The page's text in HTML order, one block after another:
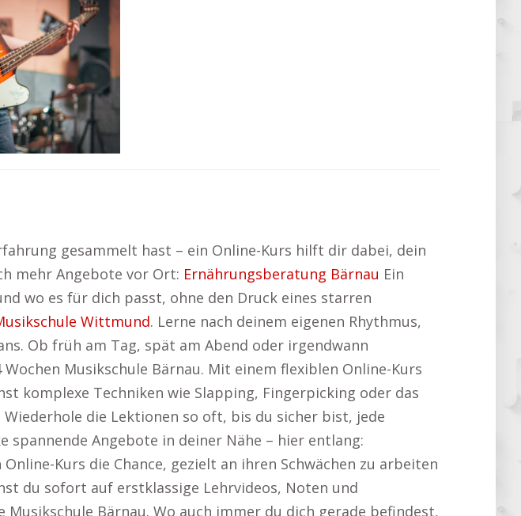
gesammelt hast – ein Online-Kurs hilft dir dabei, dein
mehr Angebote vor Ort: Ernährungsberatung Bärnau Ein
wo es für dich passt, ohne den Druck eines starren
Wittmund. Lerne nach deinem eigenen Rhythmus,
Ob früh am Tag, spät am Abend oder irgendwann
Musikschule Bärnau. Mit einem flexiblen Online-Kurs
komplexe Techniken wie Slapping, Fingerpicking oder das
die Lektionen so oft, bis du sicher bist, jede
spannende Angebote in deiner Nähe – hier entlang:
Kurs die Chance, gezielt an ihren Schwächen zu arbeiten
du sofort auf erstklassige Lehrvideos, Noten und
Bärnau. Wo auch immer du dich gerade befindest,